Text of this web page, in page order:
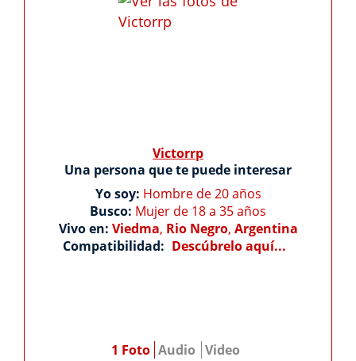
Victorrp
Una persona que te puede interesar
Yo soy: Hombre de 20 años
Busco: Mujer de 18 a 35 años
Vivo en: Viedma, Rio Negro, Argentina
Compatibilidad: Descúbrelo aquí...
1 Foto Audio Video